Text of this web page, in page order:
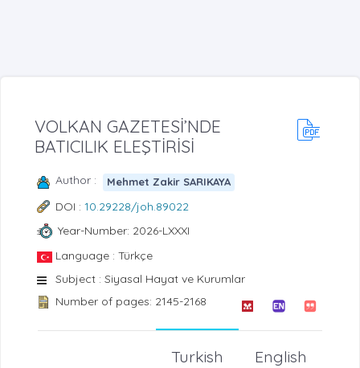
VOLKAN GAZETESİ’NDE
BATICILIK ELEŞTİRİSİ
Author : Mehmet Zakir SARIKAYA
DOI : 10.29228/joh.89022
Year-Number: 2026-LXXXI
Language : Türkçe
Subject : Siyasal Hayat ve Kurumlar
Number of pages: 2145-2168
English
Turkish